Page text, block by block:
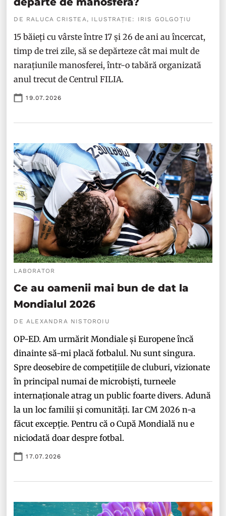
DE RALUCA CRISTEA, ILUSTRAȚIE: IRIS GOLGOȚIU
15 băieți cu vârste între 17 și 26 de ani au încercat,
timp de trei zile, să se depărteze cât mai mult de
narațiunile manosferei, într-o tabără organizată
anul trecut de Centrul FILIA.
19.07.2026
LABORATOR
Ce au oamenii mai bun de dat la
Mondialul 2026
DE ALEXANDRA NISTOROIU
OP-ED. Am urmărit Mondiale și Europene încă
dinainte să-mi placă fotbalul. Nu sunt singura.
Spre deosebire de competițiile de cluburi, vizionate
în principal numai de microbiști, turneele
internaționale atrag un public foarte divers. Adună
la un loc familii și comunități. Iar CM 2026 n-a
făcut excepție. Pentru că o Cupă Mondială nu e
niciodată doar despre fotbal.
17.07.2026